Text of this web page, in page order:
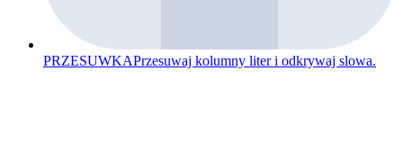
PRZESUWKAPrzesuwaj kolumny liter i odkrywaj slowa.